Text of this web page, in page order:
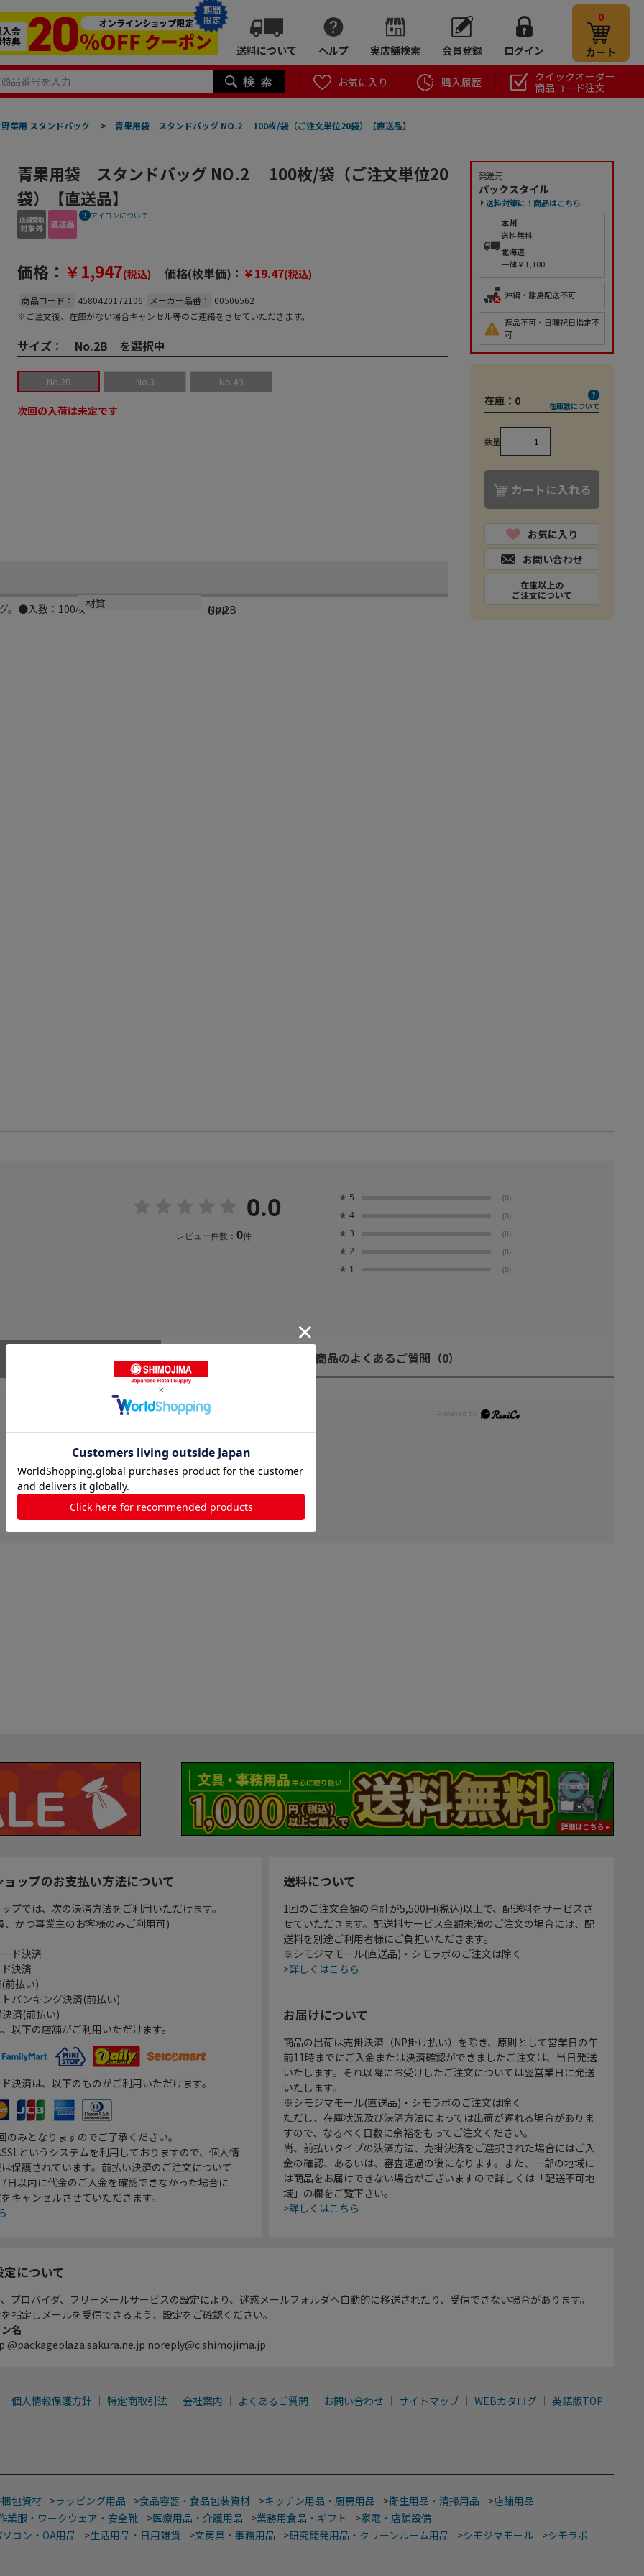
期間
限定
送料について ヘルプ 実店舗検索 会員登録 ログイン
0
カート
お気に入り 購入履歴
クイックオーダー
商品コード注文
野菜用 スタンドパック > 青果用袋 スタンドバッグ NO.2 100枚/袋（ご注文単位20袋）【直送品】
青果用袋 スタンドバッグ NO.2 100枚/袋（ご注文単位20
袋）【直送品】
アイコンについて
価格： ￥1,947(税込) 価格(枚単価)： ￥19.47(税込)
商品コード： 4580420172106 メーカー品番：
00506562
※ご注文後、在庫がない場合キャンセル等のご連絡をさせていただきます。
サイズ： No.2B を選択中
No.2B No.3 No.4B
次回の入荷は未定です
。●入数：100枚規格
No.2B
材質
OPP
発送元
パックスタイル
送料対策に！商品はこちら
本州
送料無料
北海道
一律￥1,100
沖縄・離島配送不可
返品不可・日曜祝日指定不
可
在庫： 0 在庫数について
数量
カートに入れる
お気に入り
お問い合わせ
在庫以上の
ご注文について
0.0
レビュー件数： 0件
★ 5 (0)
★ 4 (0)
★ 3 (0)
★ 2 (0)
★ 1 (0)
商品のよくあるご質問 （0）
ップのお支払い方法について
プでは、次の決済方法をご利用いただけます。
、かつ事業主のお客様のみご利用可)
ド決済
決済
前払い)
バンキング決済(前払い)
決済(前払い)
以下の店舗がご利用いただけます。
決済は、以下のものがご利用いただけます。
のみとなりますのでご了承ください。
というシステムを利用しておりますので、個人情
保護されています。前払い決済のご注文について
日以内に代金のご入金を確認できなかった場合に
キャンセルさせていただきます。
送料について
1回のご注文金額の合計が5,500円(税込)以上で、配送料をサービスさ
せていただきます。配送料サービス金額未満のご注文の場合には、配
送料を別途ご利用者様にご負担いただきます。
※シモジマモール(直送品)・シモラボのご注文は除く
>詳しくはこちら
お届けについて
商品の出荷は売掛決済（NP掛け払い）を除き、原則として営業日の午
前11時までにご入金または決済確認ができましたご注文は、当日発送
いたします。それ以降にお受けしたご注文については翌営業日に発送
いたします。
※シモジマモール(直送品)・シモラボのご注文は除く
ただし、在庫状況及び決済方法によっては出荷が遅れる場合がありま
すので、なるべく日数に余裕をもってご注文ください。
尚、前払いタイプの決済方法、売掛決済をご選択された場合にはご入
金の確認、あるいは、審査通過の後になります。また、一部の地域に
は商品をお届けできない場合がございますので詳しくは「配送不可地
域」の欄をご覧下さい。
>詳しくはこちら
について
プロバイダ、フリーメールサービスの設定により、迷惑メールフォルダへ自動的に移送されたり、受信できない場合があります。
指定しメールを受信できるよう、設定をご確認ください。
名
@packageplaza.sakura.ne.jp noreply@c.shimojima.jp
個人情報保護方針 特定商取引法 会社案内 よくあるご質問 お問い合わせ サイトマップ WEBカタログ 英語版TOP
梱包資材 >ラッピング用品 >食品容器・食品包装資材 >キッチン用品・厨房用品 >衛生用品・清掃用品 >店舗用品
業服・ワークウェア・安全靴 >医療用品・介護用品 >業務用食品・ギフト >家電・店舗設備
コン・OA用品 >生活用品・日用雑貨 >文房具・事務用品 >研究開発用品・クリーンルーム用品 >シモジマモール >シモラボ